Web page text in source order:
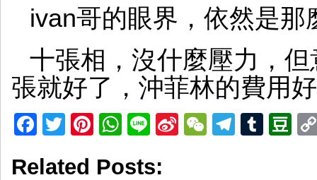
ivan哥的眼界，依然是那
十張相，沒什麼壓力，
張就好了，沖菲林的費用
Facebook
TwitterPinterest
WhatsApp
LineSinaWeChat
Related Posts: